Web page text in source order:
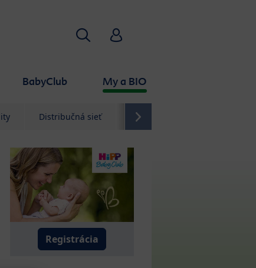
BabyClub My a BIO
HľadaťHiPP Babyclub
Distribučná sieť Kontakt
Registrácia